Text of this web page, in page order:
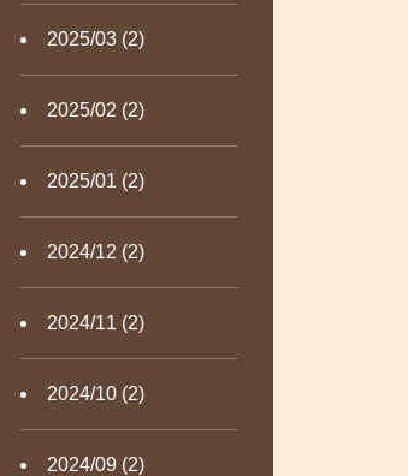
2025/03 (2)
2025/02 (2)
2025/01 (2)
2024/12 (2)
2024/11 (2)
2024/10 (2)
2024/09 (2)